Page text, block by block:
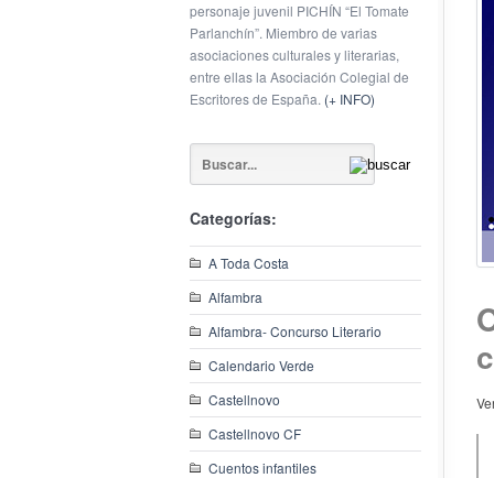
personaje juvenil PICHÍN “El Tomate
Parlanchín”. Miembro de varias
asociaciones culturales y literarias,
entre ellas la Asociación Colegial de
Escritores de España. (+ INFO)
Categorías:
A Toda Costa
Alfambra
Alfambra- Concurso Literario
Calendario Verde
Castellnovo
Castellnovo CF
Cuentos infantiles